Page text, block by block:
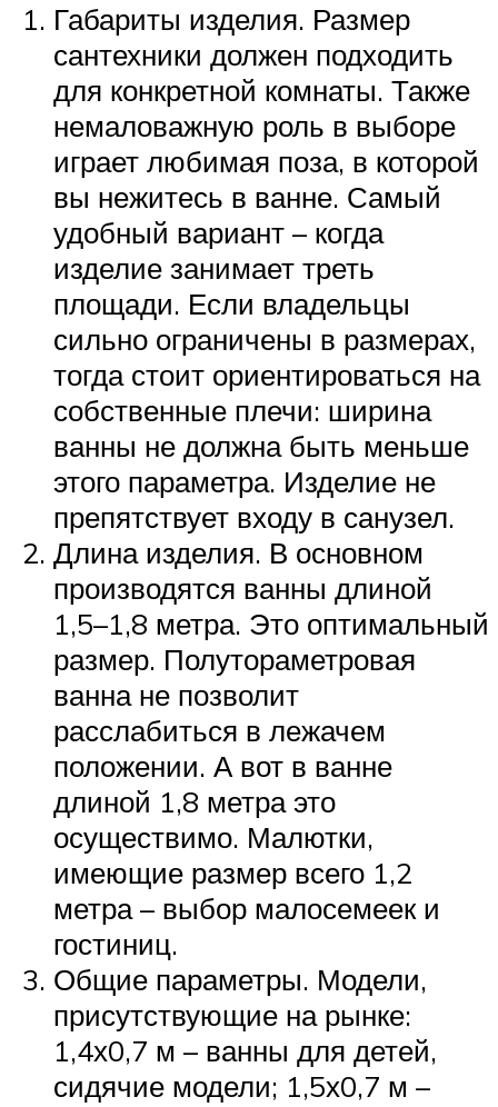
Габариты изделия. Размер
сантехники должен подходить
для конкретной комнаты. Также
немаловажную роль в выборе
играет любимая поза, в которой
вы нежитесь в ванне. Самый
удобный вариант – когда
изделие занимает треть
площади. Если владельцы
сильно ограничены в размерах,
тогда стоит ориентироваться на
собственные плечи: ширина
ванны не должна быть меньше
этого параметра. Изделие не
препятствует входу в санузел.
Длина изделия. В основном
производятся ванны длиной
1,5–1,8 метра. Это оптимальный
размер. Полутораметровая
ванна не позволит
расслабиться в лежачем
положении. А вот в ванне
длиной 1,8 метра это
осуществимо. Малютки,
имеющие размер всего 1,2
метра – выбор малосемеек и
гостиниц.
Общие параметры. Модели,
присутствующие на рынке:
1,4х0,7 м – ванны для детей,
сидячие модели; 1,5х0,7 м –